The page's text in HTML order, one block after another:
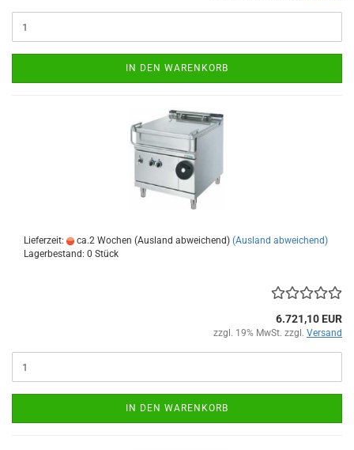
IN DEN WARENKORB
Lieferzeit: ca.2 Wochen (Ausland abweichend) (Ausland abweichend)
Lagerbestand: 0 Stück
6.721,10 EUR
zzgl. 19% MwSt. zzgl. Versand
IN DEN WARENKORB